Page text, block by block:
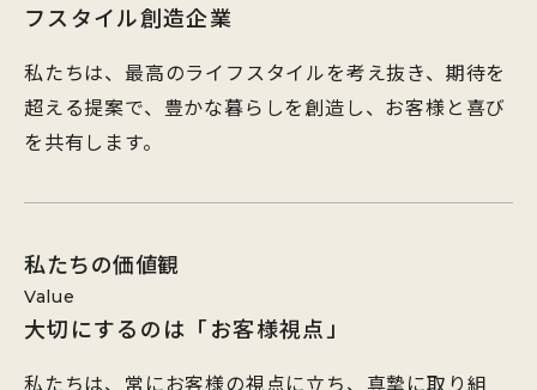
フスタイル創造企業
私たちは、最高のライフスタイルを考え抜き、期待を
超える提案で、豊かな暮らしを創造し、お客様と喜び
を共有します。
私たちの価値観
Value
大切にするのは「お客様視点」
私たちは、常にお客様の視点に立ち、真摯に取り組